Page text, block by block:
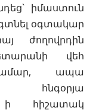
իմաստուն
օգտակար
ժողովրդին
վեհ
ապա
ի հիշատակ